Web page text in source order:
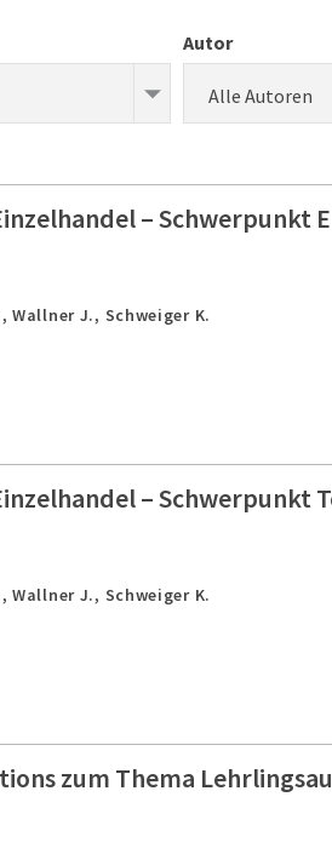
Autor
Alle Autoren
–
Wallner J., Schweiger K.
– Schwerpunkt
Wallner J., Schweiger K.
zum Thema